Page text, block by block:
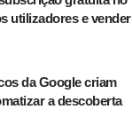
utilizadores e vender
da Google criam
a descoberta